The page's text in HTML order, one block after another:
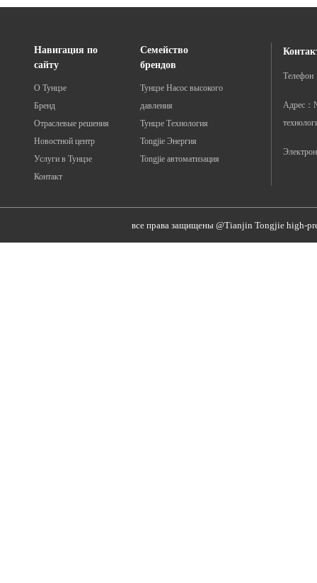
Навигация по
сайту
О Тунцзе
Бренд
Отраслевые решения
Новостной центр
Услуги в Тунцзе
Контакт
Семейство
брендов
Тунцзе Насос высокого
давления
Тунцзе Технология
Tongjie Энергия
Tongjie автоматизация
Телефон
Адрес：
все права защищены @Tianjin Tongjie high-